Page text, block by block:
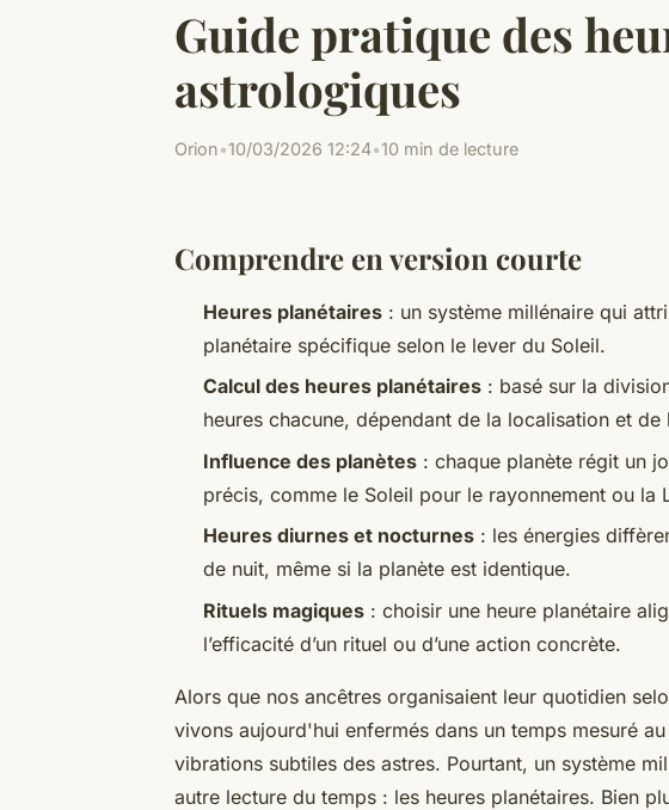
Guide pratique des
astrologiques
Orion•10/03/2026 12:24•10 min de lecture
Comprendre en version courte
Heures planétaires : un système millénaire qui
planétaire spécifique selon le lever du Soleil.
Calcul des heures planétaires : basé sur la
heures chacune, dépendant de la localisation et de
Influence des planètes : chaque planète régit un
précis, comme le Soleil pour le rayonnement ou la
Heures diurnes et nocturnes : les énergies
de nuit, même si la planète est identique.
Rituels magiques : choisir une heure planétaire
l’efficacité d’un rituel ou d’une action concrète.
Alors que nos ancêtres organisaient leur quotidien
vivons aujourd'hui enfermés dans un temps mesuré
vibrations subtiles des astres. Pourtant, un système
autre lecture du temps : les heures planétaires. Bien